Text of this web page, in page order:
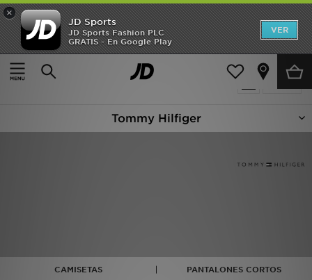
×
JD Sports
JD Sports Fashion PLC
GRATIS - En Google Play
VER
Página principal
Tommy Hilfiger
10 productos encontrados
Tommy Hilfiger
CAMISETAS PANTALONES CORTOS
Hombre
Mujer